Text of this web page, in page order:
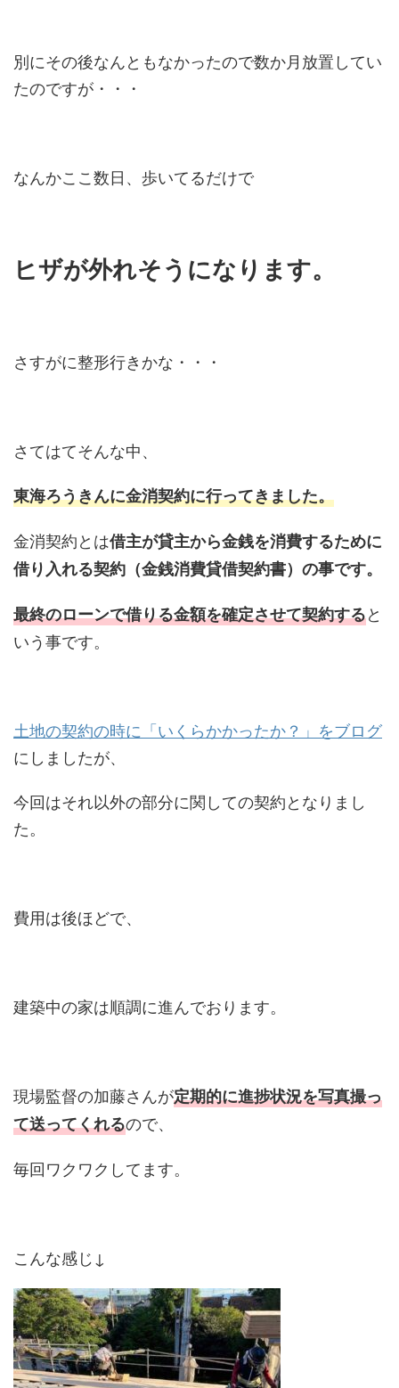
別にその後なんともなかったので数か月放置してい
たのですが・・・
なんかここ数日、歩いてるだけで
ヒザが外れそうになります。
さすがに整形行きかな・・・
さてはてそんな中、
東海ろうきんに金消契約に行ってきました。
金消契約とは借主が貸主から金銭を消費するために
借り入れる契約（金銭消費貸借契約書）の事です。
最終のローンで借りる金額を確定させて契約すると
いう事です。
土地の契約の時に「いくらかかったか？」をブログ
にしましたが、
今回はそれ以外の部分に関しての契約となりまし
た。
費用は後ほどで、
建築中の家は順調に進んでおります。
現場監督の加藤さんが定期的に進捗状況を写真撮っ
て送ってくれるので、
毎回ワクワクしてます。
こんな感じ↓